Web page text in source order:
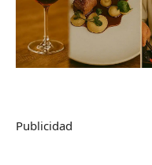
Publicidad